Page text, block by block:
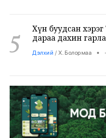
5 Дэлхий / Х. Болормаа •